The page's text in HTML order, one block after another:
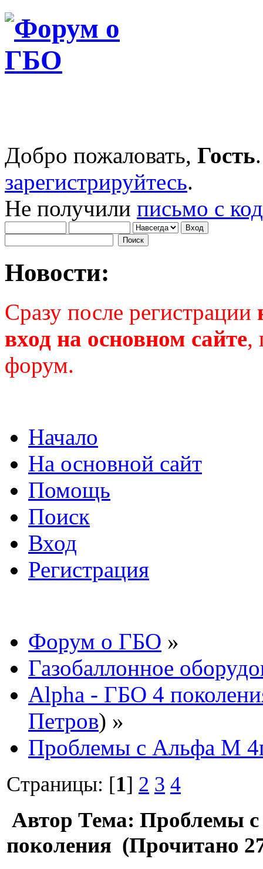
Добро пожаловать, Гость
зарегистрируйтесь.
Не получили письмо с
Новости:
Сразу после регистрации
вход на основном сайте,
форум.
Начало
На основной сайт
Помощь
Поиск
Вход
Регистрация
Форум о ГБО »
Газобаллонное
Alpha - ГБО 4
Петров) »
Проблемы с Альфа М
Страницы: [1] 2 3 4
Автор Тема: Проблемы
поколения (Прочитано